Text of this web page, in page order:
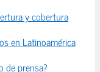
y cobertura
en Latinoamérica
de prensa?